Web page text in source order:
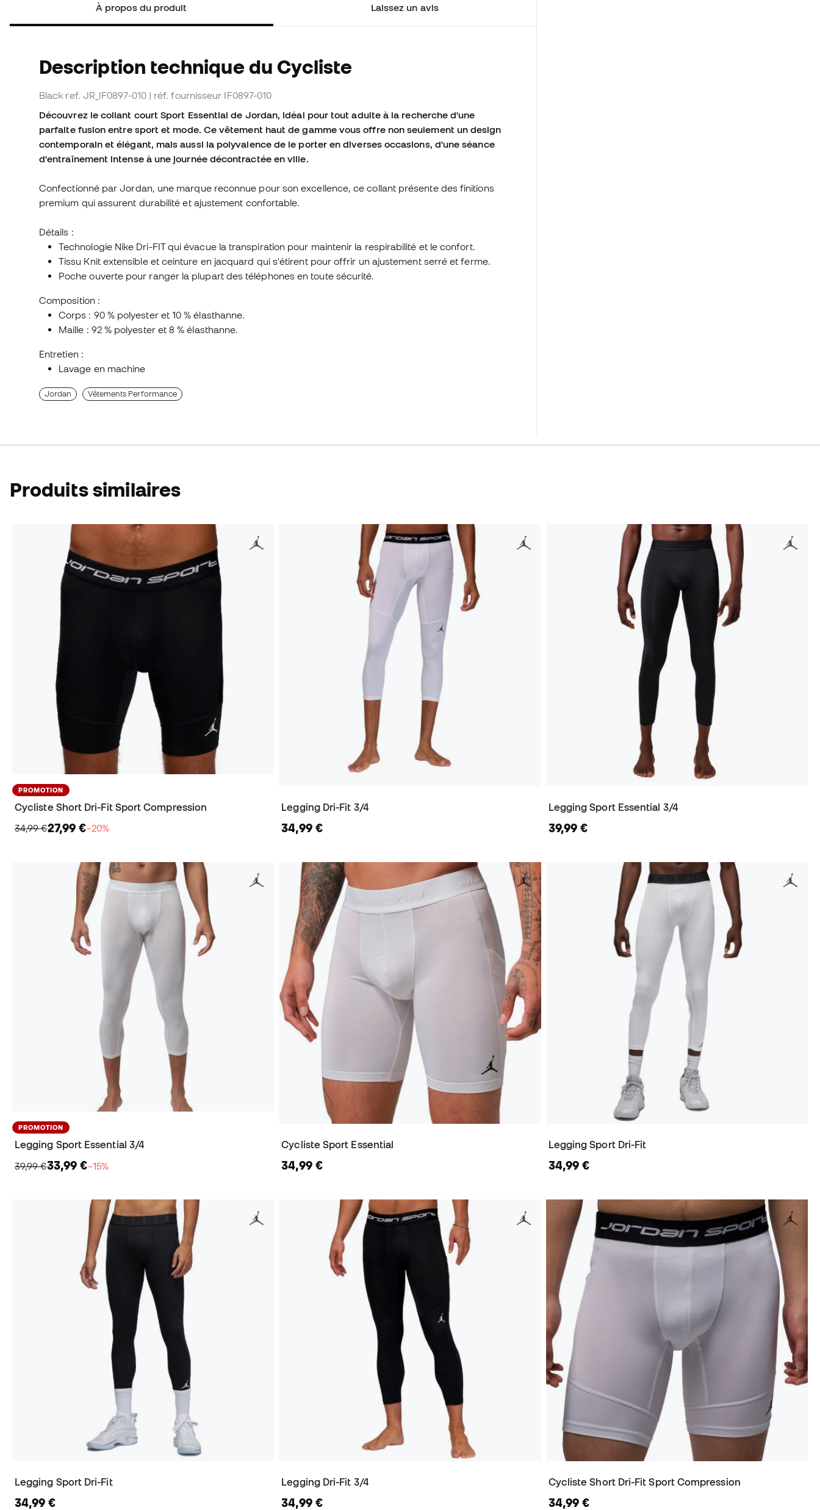
À propos du produit Laissez un avis
Description technique du Cycliste
Black ref. JR_IF0897-010 | réf. fournisseur IF0897-010
Découvrez le collant court Sport Essential de Jordan, idéal pour tout adulte à la recherche d'une
parfaite fusion entre sport et mode. Ce vêtement haut de gamme vous offre non seulement un design
contemporain et élégant, mais aussi la polyvalence de le porter en diverses occasions, d'une séance
d'entraînement intense à une journée décontractée en ville.
Confectionné par Jordan, une marque reconnue pour son excellence, ce collant présente des finitions
premium qui assurent durabilité et ajustement confortable.
Détails :
Technologie Nike Dri-FIT qui évacue la transpiration pour maintenir la respirabilité et le confort.
Tissu Knit extensible et ceinture en jacquard qui s'étirent pour offrir un ajustement serré et ferme.
Poche ouverte pour ranger la plupart des téléphones en toute sécurité.
Composition :
Corps : 90 % polyester et 10 % élasthanne.
Maille : 92 % polyester et 8 % élasthanne.
Entretien :
Lavage en machine
Jordan Vêtements Performance
Produits similaires
PROMOTION
Cycliste Short Dri-Fit Sport Compression
34,99 €27,99 €−20%
Legging Dri-Fit 3/4
34,99 €
Legging Sport Essential 3/4
39,99 €
PROMOTION
Legging Sport Essential 3/4
39,99 €33,99 €−15%
Cycliste Sport Essential
34,99 €
Legging Sport Dri-Fit
34,99 €
Legging Sport Dri-Fit
34,99 €
Legging Dri-Fit 3/4
34,99 €
Cycliste Short Dri-Fit Sport Compression
34,99 €